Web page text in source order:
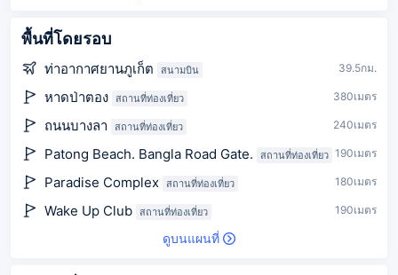
พื้นที่โดยรอบ
ท่าอากาศยานภูเก็ต สนามบิน 39.5กม.
หาดป่าตอง สถานที่ท่องเที่ยว 380เมตร
ถนนบางลา สถานที่ท่องเที่ยว 240เมตร
Patong Beach. Bangla Road Gate. สถานที่ท่องเที่ยว 190เมตร
Paradise Complex สถานที่ท่องเที่ยว 180เมตร
Wake Up Club สถานที่ท่องเที่ยว 190เมตร
ดูบนแผนที่